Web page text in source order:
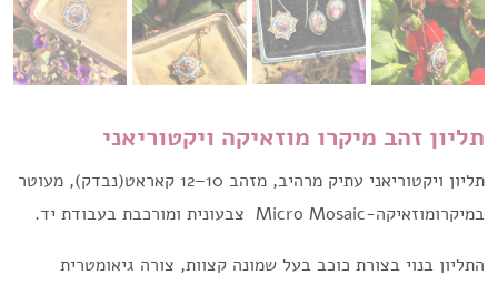
תליון זהב מיקרו מוזאיקה ויקטוריאני
תליון ויקטוריאני עתיק מרהיב, מזהב 10–12 קאראט(נבדק), מעוטר
במיקרומוזאיקה-Micro Mosaic צבעונית ומורכבת בעבודת יד.
התליון בנוי בצורת כוכב בעל שמונה קצוות, צורה גיאומטרית